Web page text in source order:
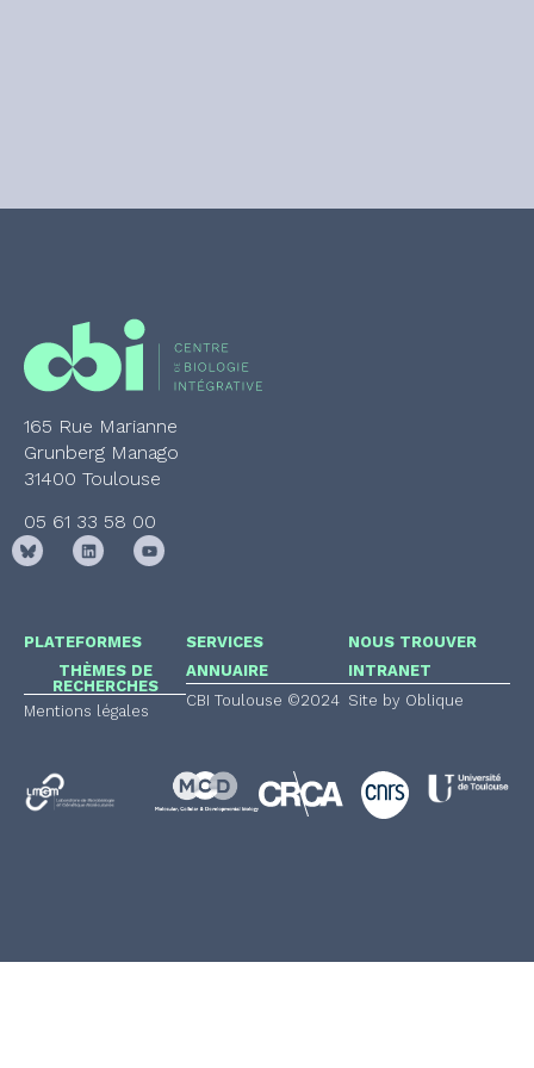
165 Rue Marianne
Grunberg Manago
31400 Toulouse
05 61 33 58 00
PLATEFORMES
THÈMES DE
RECHERCHES
Mentions légales
SERVICES
ANNUAIRE
CBI Toulouse ©2024
NOUS TROUVER
INTRANET
Site by Oblique